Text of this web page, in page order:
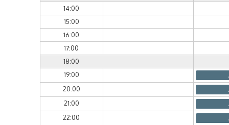
14:00
15:00
16:00
17:00
18:00
19:00
20:00
21:00
22:00